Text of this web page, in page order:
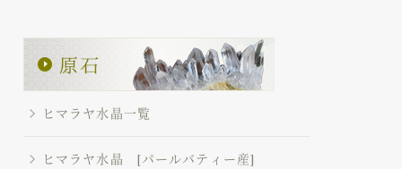
ヒマラヤ水晶一覧
ヒマラヤ水晶 [パールバティー産]